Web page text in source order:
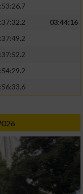
03:44:16